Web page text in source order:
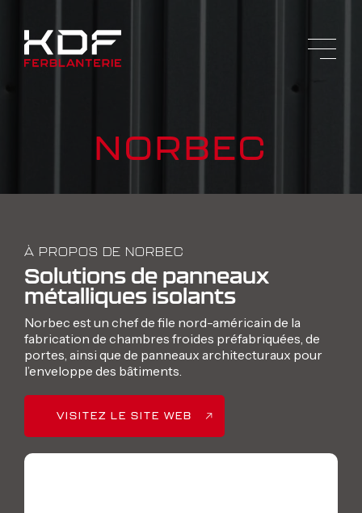
NORBEC
À PROPOS DE NORBEC
Solutions de panneaux
métalliques isolants
Norbec est un chef de file nord-américain de la
fabrication de chambres froides préfabriquées, de
portes, ainsi que de panneaux architecturaux pour
l’enveloppe des bâtiments.
VISITEZ LE SITE WEB